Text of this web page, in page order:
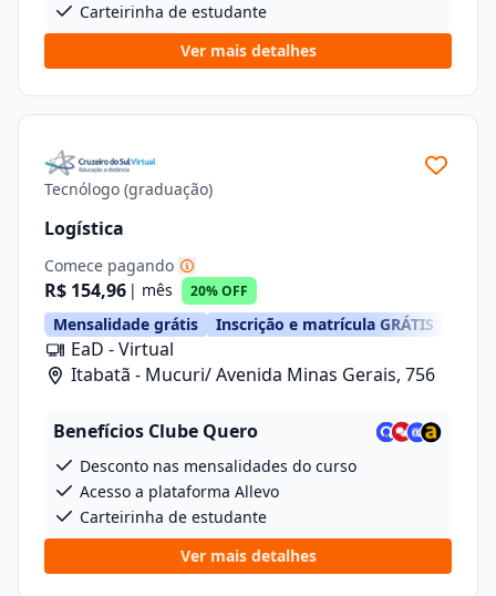
Carteirinha de estudante
Ver mais detalhes
Tecnólogo (graduação)
Logística
Comece pagando
R$ 154,96 | mês 20% OFF
Mensalidade grátis Inscrição e matrícula GRÁTIS
EaD - Virtual
Itabatã - Mucuri/ Avenida Minas Gerais, 756
Benefícios Clube Quero
Desconto nas mensalidades do curso
Acesso a plataforma Allevo
Carteirinha de estudante
Ver mais detalhes